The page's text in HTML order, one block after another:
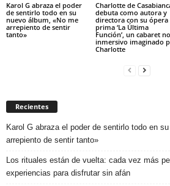
Karol G abraza el poder
de sentirlo todo en su
nuevo álbum, «No me
arrepiento de sentir
tanto»
Charlotte de
debuta como autora y
directora con su ópera
prima ‘La Última
Función’, un cabaret
inmersivo imaginado
Charlotte
Recientes
Karol G abraza el poder de sentirlo todo en
arrepiento de sentir tanto»
Los rituales están de vuelta: cada vez más
experiencias para disfrutar sin afán